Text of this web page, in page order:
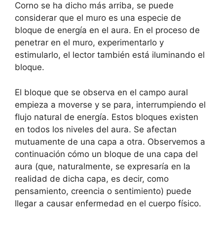
Corno se ha dicho más arriba, se puede
considerar que el muro es una especie de
bloque de energía en el aura. En el proceso de
penetrar en el muro, experimentarlo y
estimularlo, el lector también está iluminando el
bloque.
El bloque que se observa en el campo aural
empieza a moverse y se para, interrumpiendo el
flujo natural de energía. Estos bloques existen
en todos los niveles del aura. Se afectan
mutuamente de una capa a otra. Observemos a
continuación cómo un bloque de una capa del
aura (que, naturalmente, se expresaría en la
realidad de dicha capa, es decir, como
pensamiento, creencia o sentimiento) puede
llegar a causar enfermedad en el cuerpo físico.